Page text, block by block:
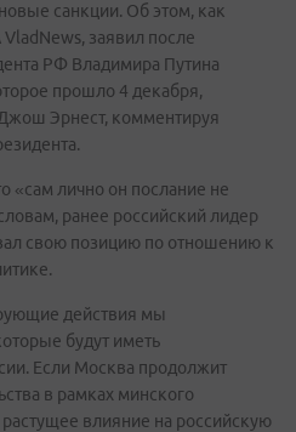
санкции. Об этом, как
заявил после
РФ Владимира Путина
прошло 4 декабря,
Эрнест, комментируя
«сам лично он послание не
ранее российский лидер
свою позицию по отношению к
действия мы
будут иметь
Если Москва продолжит
в рамках минского
влияние на российскую